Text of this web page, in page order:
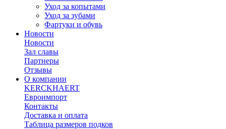
Уход за копытами
Уход за зубами
Фартуки и обувь
Новости
Новости
Зал славы
Партнеры
Отзывы
О компании
KERCKHAERT
Евроимпорт
Контакты
Доставка и оплата
Таблица размеров подков